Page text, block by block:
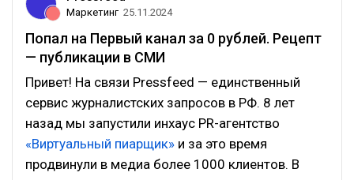
Маркетинг 25.11.2024
Попал на Первый канал за 0 рублей. Рецепт
— публикации в СМИ
Привет! На связи Pressfeed — единственный
сервис журналистских запросов в РФ. 8 лет
назад мы запустили инхаус PR-агентство
«Виртуальный пиарщик» и за это время
продвинули в медиа более 1000 клиентов. В